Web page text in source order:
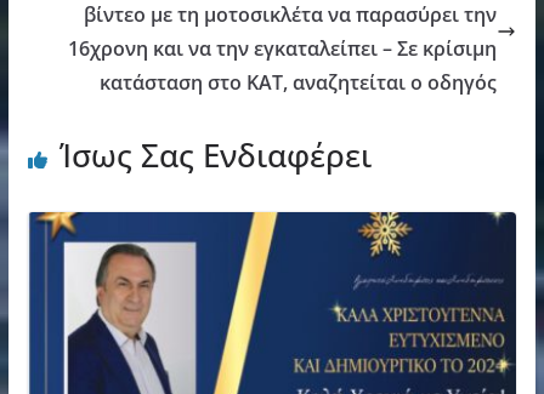
βίντεο με τη μοτοσικλέτα να παρασύρει την
16χρονη και να την εγκαταλείπει – Σε κρίσιμη
κατάσταση στο ΚΑΤ, αναζητείται ο οδηγός
Ίσως Σας Ενδιαφέρει